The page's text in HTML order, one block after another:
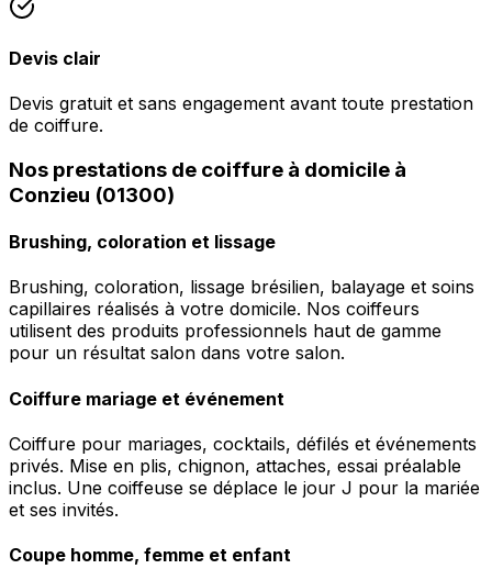
Devis clair
Devis gratuit et sans engagement avant toute prestation
de coiffure.
Nos prestations de coiffure à domicile à
Conzieu (01300)
Brushing, coloration et lissage
Brushing, coloration, lissage brésilien, balayage et soins
capillaires réalisés à votre domicile. Nos coiffeurs
utilisent des produits professionnels haut de gamme
pour un résultat salon dans votre salon.
Coiffure mariage et événement
Coiffure pour mariages, cocktails, défilés et événements
privés. Mise en plis, chignon, attaches, essai préalable
inclus. Une coiffeuse se déplace le jour J pour la mariée
et ses invités.
Coupe homme, femme et enfant